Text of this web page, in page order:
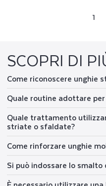
1
SCOPRI DI
Come riconoscere unghie
Quale routine adottare
Quale trattamento
striate o sfaldate?
Come rinforzare unghie
Si può indossare lo